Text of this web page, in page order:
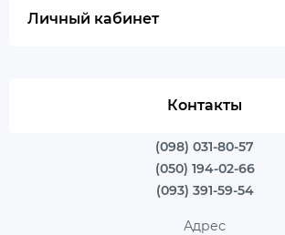
Личный кабинет
Контакты
(098) 031-80-57
(050) 194-02-66
(093) 391-59-54
Адрес